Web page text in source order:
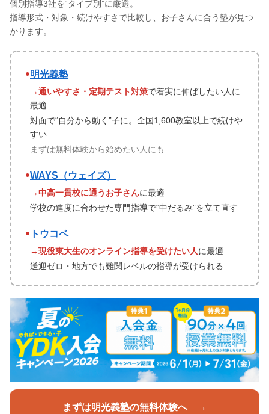
個別指導3社を“タイプ別”に厳選。
指導形式・対象・続けやすさで比較し、お子さんに合う塾が見つ
かります。
●明光義塾
→通いやすさ・定期テスト対策で着実に伸ばしたい人に
最適
対面で“自分から動く”子に。全国1,600教室以上で続けや
すい
まずは無料体験から始めたい人にも
●WAYS（ウェイズ）
→中高一貫校に通うお子さんに最適
学校の進度に合わせた専門指導で“中だるみ”を立て直す
● トウコベ
→現役東大生のオンライン指導を受けたい人に最適
送迎ゼロ・地方でも難関レベルの指導が受けられる
まずは明光義塾の無料体験へ →